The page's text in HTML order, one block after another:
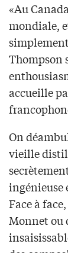
«Au
mondiale,
Thompson
accueille
On
vieille
ingénieuse
Face à
Monnet ou